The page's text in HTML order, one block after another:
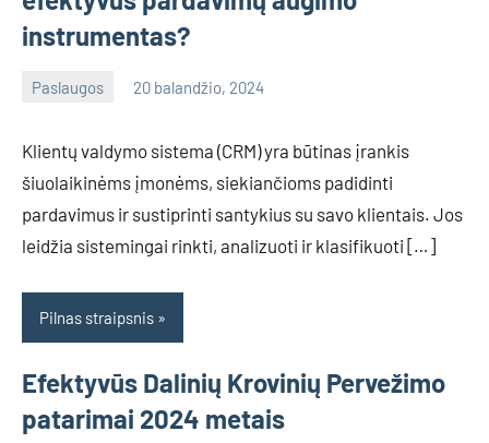
instrumentas?
Paslaugos 20 balandžio, 2024
info@grazute.lt
Klientų valdymo sistema (CRM) yra būtinas įrankis
šiuolaikinėms įmonėms, siekiančioms padidinti
pardavimus ir sustiprinti santykius su savo klientais. Jos
leidžia sistemingai rinkti, analizuoti ir klasifikuoti […]
Pilnas straipsnis
Efektyvūs Dalinių Krovinių Pervežimo
patarimai 2024 metais